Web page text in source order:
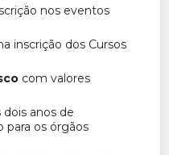
nos eventos
inscrição dos Cursos
com valores
dois anos de
para os órgãos